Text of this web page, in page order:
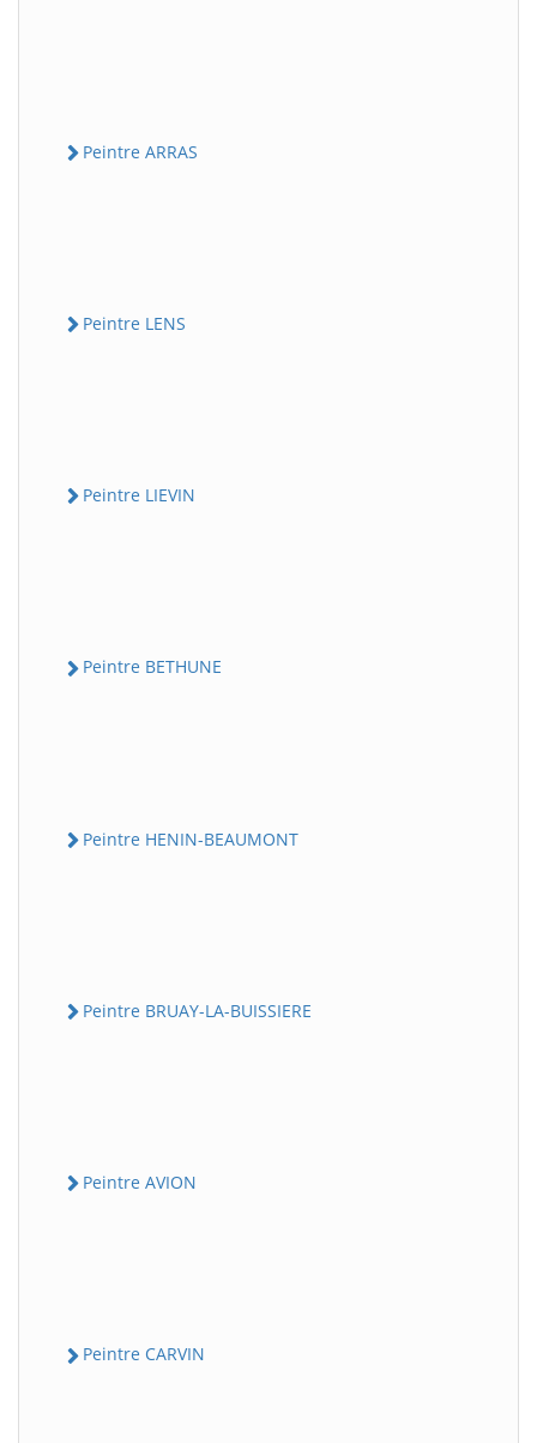
Peintre ARRAS
Peintre LENS
Peintre LIEVIN
Peintre BETHUNE
Peintre HENIN-BEAUMONT
Peintre BRUAY-LA-BUISSIERE
Peintre AVION
Peintre CARVIN